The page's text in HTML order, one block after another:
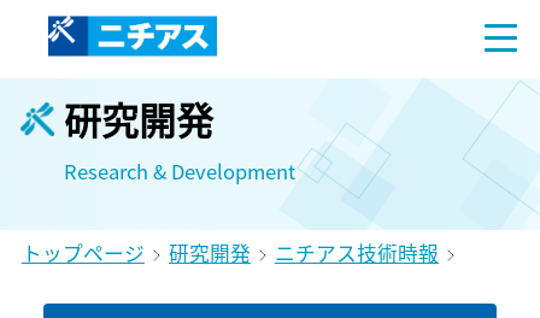
研究開発
Research & Development
トップページ 研究開発 ニチアス技術時報